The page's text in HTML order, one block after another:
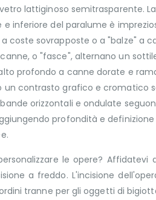
lattiginoso semitrasparente.
e inferiore del paralume è
coste sovrapposte o a "balze" a
o "fasce", alternano un
profondo a canne dorate e
un contrasto grafico e cromatico
orizzontali e ondulate
profondità e definizione
le opere? Affidatevi
a freddo. L'incisione
tranne per gli oggetti di